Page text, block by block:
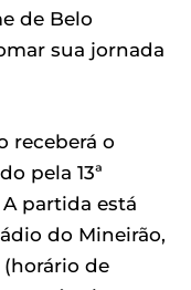
de Belo
sua jornada
receberá o
pela 13ª
partida está
do Mineirão,
de